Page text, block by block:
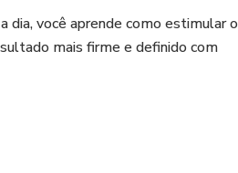
dia, você aprende como estimular o
mais firme e definido com